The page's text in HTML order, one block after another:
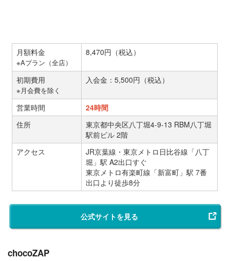
月額料金
※Aプラン（全店）
8,470円（税込）
初期費用
※月会費を除く
入会金：5,500円（税込）
営業時間
24時間
住所
東京都中央区八丁堀4-9-13 RBM八丁堀
駅前ビル 2階
アクセス
JR京葉線・東京メトロ日比谷線「八丁
堀」駅 A2出口すぐ
東京メトロ有楽町線「新富町」駅 7番
出口より徒歩8分
公式サイトを見る
chocoZAP